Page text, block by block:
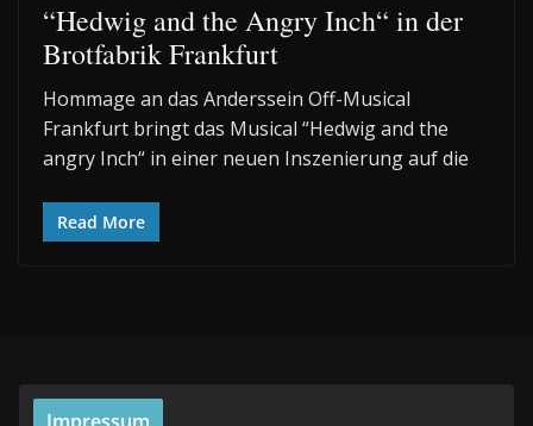
“Hedwig and the Angry Inch“ in der
Brotfabrik Frankfurt
Hommage an das Anderssein Off-Musical
Frankfurt bringt das Musical “Hedwig and the
angry Inch“ in einer neuen Inszenierung auf die
Read More